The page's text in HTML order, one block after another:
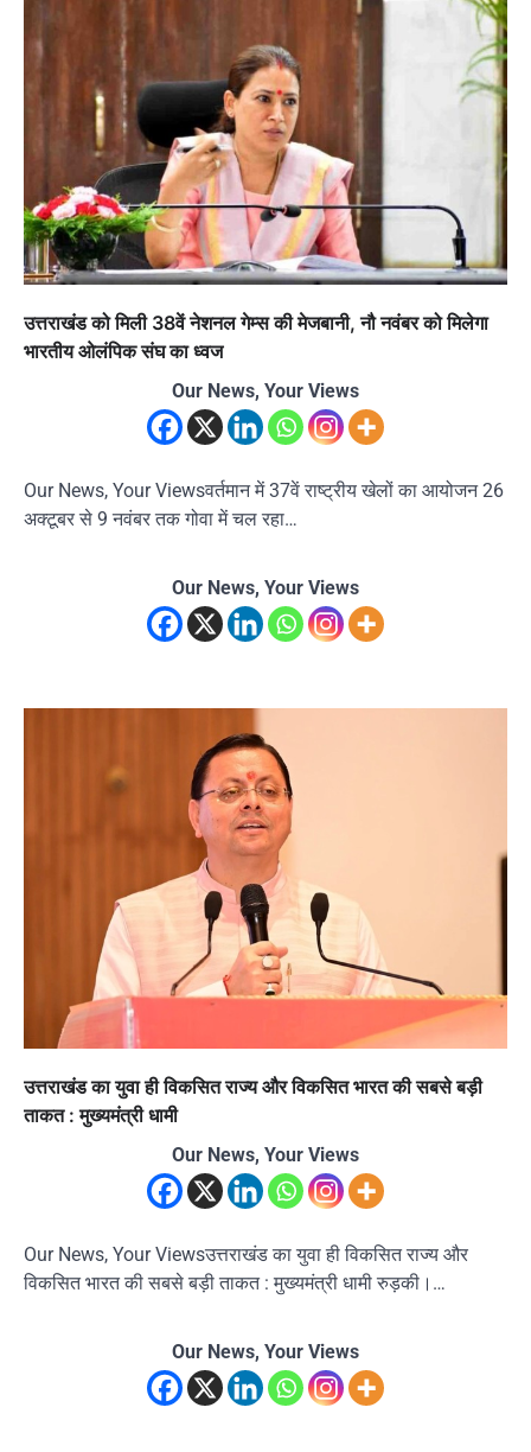
उत्तराखंड को मिली 38वें नेशनल गेम्स की मेजबानी, नौ नवंबर को मिलेगा
भारतीय ओलंपिक संघ का ध्वज
Our News, Your Views
Our News, Your Viewsवर्तमान में 37वें राष्ट्रीय खेलों का आयोजन 26
अक्टूबर से 9 नवंबर तक गोवा में चल रहा…
Our News, Your Views
उत्तराखंड का युवा ही विकसित राज्य और विकसित भारत की सबसे बड़ी
ताकत : मुख्यमंत्री धामी
Our News, Your Views
Our News, Your Viewsउत्तराखंड का युवा ही विकसित राज्य और
विकसित भारत की सबसे बड़ी ताकत : मुख्यमंत्री धामी रुड़की।…
Our News, Your Views